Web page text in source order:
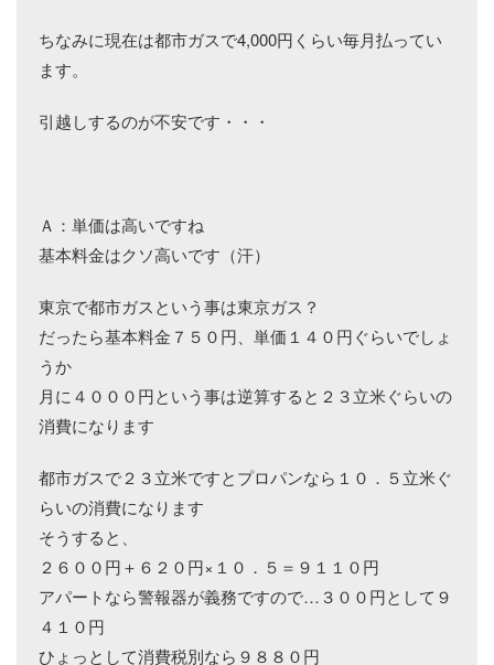
ちなみに現在は都市ガスで4,000円くらい毎月払ってい
ます。
引越しするのが不安です・・・
Ａ：単価は高いですね
基本料金はクソ高いです（汗）
東京で都市ガスという事は東京ガス？
だったら基本料金７５０円、単価１４０円ぐらいでしょ
うか
月に４０００円という事は逆算すると２３立米ぐらいの
消費になります
都市ガスで２３立米ですとプロパンなら１０．５立米ぐ
らいの消費になります
そうすると、
２６００円＋６２０円×１０．５＝９１１０円
アパートなら警報器が義務ですので…３００円として９
４１０円
ひょっとして消費税別なら９８８０円